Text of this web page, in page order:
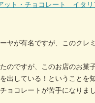
ット・チョコレート イタリ
ヤが有名ですが、このクレ
のですが、このお店のお菓
している！ということを
ョコレートが苦手になりま